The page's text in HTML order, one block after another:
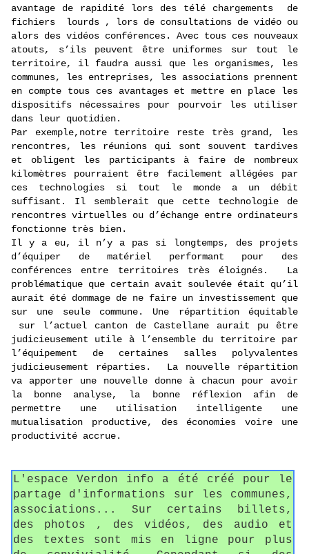
avantage de rapidité lors des télé chargements de
fichiers lourds , lors de consultations de vidéo ou
alors des vidéos conférences. Avec tous ces nouveaux
atouts, s’ils peuvent être uniformes sur tout le
territoire, il faudra aussi que les organismes, les
communes, les entreprises, les associations prennent
en compte tous ces avantages et mettre en place les
dispositifs nécessaires pour pourvoir les utiliser
dans leur quotidien.
Par exemple,notre territoire reste très grand, les
rencontres, les réunions qui sont souvent tardives
et obligent les participants à faire de nombreux
kilomètres pourraient être facilement allégées par
ces technologies si tout le monde a un débit
suffisant. Il semblerait que cette technologie de
rencontres virtuelles ou d’échange entre ordinateurs
fonctionne très bien.
Il y a eu, il n’y a pas si longtemps, des projets
d’équiper de matériel performant pour des
conférences entre territoires très éloignés. La
problématique que certain avait soulevée était qu’il
aurait été dommage de ne faire un investissement que
sur une seule commune. Une répartition équitable
sur l’actuel canton de Castellane aurait pu être
judicieusement utile à l’ensemble du territoire par
l’équipement de certaines salles polyvalentes
judicieusement réparties. La nouvelle répartition
va apporter une nouvelle donne à chacun pour avoir
la bonne analyse, la bonne réflexion afin de
permettre une utilisation intelligente une
mutualisation productive, des économies voire une
productivité accrue.
L'espace Verdon info a été créé pour le
partage d'informations sur les communes,
associations... Sur certains billets,
des photos , des vidéos, des audio et
des textes sont mis en ligne pour plus